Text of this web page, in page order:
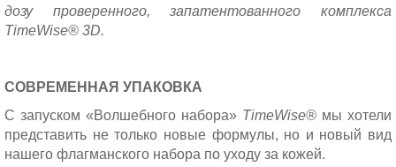
дозу проверенного, запатентованного комплекса
TimeWise® 3D.
СОВРЕМЕННАЯ УПАКОВКА
С запуском «Волшебного набора» TimeWise® мы хотели
представить не только новые формулы, но и новый вид
нашего флагманского набора по уходу за кожей.